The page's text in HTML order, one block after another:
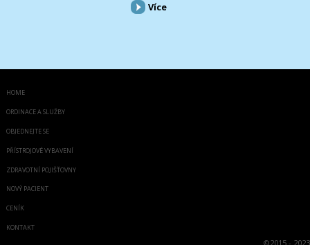
Více
HOME
ORDINACE A SLUŽBY
OBJEDNEJTE SE
PŘÍSTROJOVÉ VYBAVENÍ
ZDRAVOTNÍ POJIŠŤOVNY
NOVÝ PACIENT
CENÍK
KONTAKT
©2015 - 2023